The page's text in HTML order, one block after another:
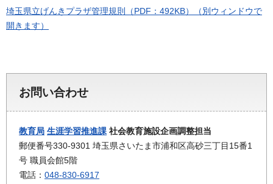
埼玉県立げんきプラザ管理規則（PDF：492KB）（別ウィンドウで
開きます）
お問い合わせ
教育局 生涯学習推進課 社会教育施設企画調整担当
郵便番号330-9301 埼玉県さいたま市浦和区高砂三丁目15番1
号 職員会館5階
電話： 048-830-6917